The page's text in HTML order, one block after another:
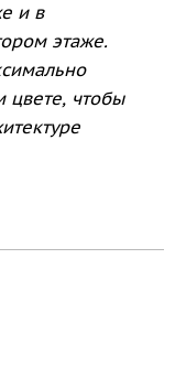
и в
этаже.
цвете, чтобы